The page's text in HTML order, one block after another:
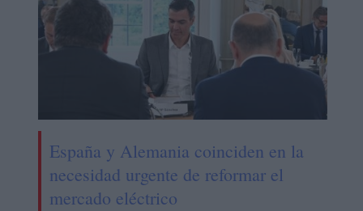
España y Alemania coinciden en la
necesidad urgente de reformar el
mercado eléctrico